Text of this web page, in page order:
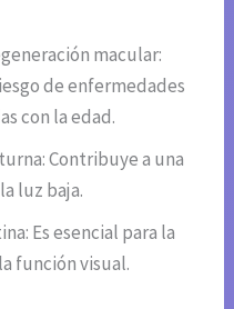
macular:
de enfermedades
con la edad.
Contribuye a una
luz baja.
Es esencial para la
función visual.